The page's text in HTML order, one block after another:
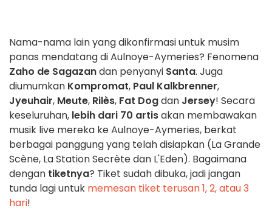
Nama-nama lain yang dikonfirmasi untuk musim
panas mendatang di Aulnoye-Aymeries? Fenomena
Zaho de Sagazandan penyanyi Santa. Juga
diumumkan Kompromat, Paul Kalkbrenner,
Jyeuhair, Meute, Rilès, Fat Dogdan Jersey! Secara
keseluruhan, lebih dari 70 artisakan membawakan
musik live mereka ke Aulnoye-Aymeries, berkat
berbagai panggung yang telah disiapkan (La Grande
Scène, La Station Secrète dan L'Eden). Bagaimana
dengan tiketnya? Tiket sudah dibuka, jadi jangan
tunda lagi untuk memesan tiket terusan 1, 2, atau 3
hari!